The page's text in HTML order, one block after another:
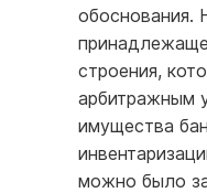
обоснования.
строения,
арбитражным
имущества
можно было